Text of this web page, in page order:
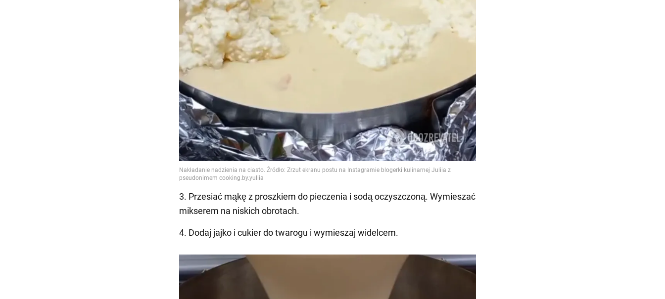
3. Przesiać mąkę z proszkiem do pieczenia i sodą oczyszczoną. Wymieszać
mikserem na niskich obrotach.
4. Dodaj jajko i cukier do twarogu i wymieszaj widelcem.